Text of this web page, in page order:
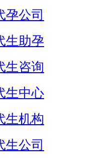
孕公司
生助孕
生咨询
生中心
生机构
生公司